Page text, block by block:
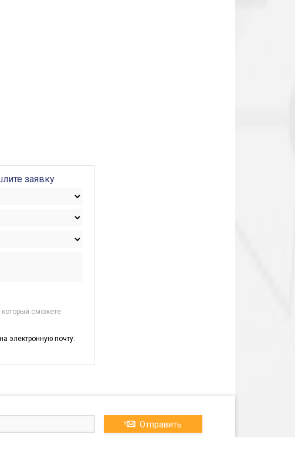
заявку
который сможете
электронную почту.
Отправить